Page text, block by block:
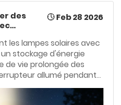
des
Feb 28 2026
les lampes solaires avec
stockage d'énergie
vie prolongée des
allumé pendant
en plein soleil et
restent propres